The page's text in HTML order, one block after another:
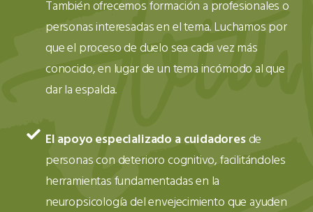
También ofrecemos formación a profesionales o
personas interesadas en el tema. Luchamos por
que el proceso de duelo sea cada vez más
conocido, en lugar de un tema incómodo al que
dar la espalda.
El apoyo especializado a cuidadoresde
personas con deterioro cognitivo, facilitándoles
herramientas fundamentadas en la
neuropsicología del envejecimiento que ayuden